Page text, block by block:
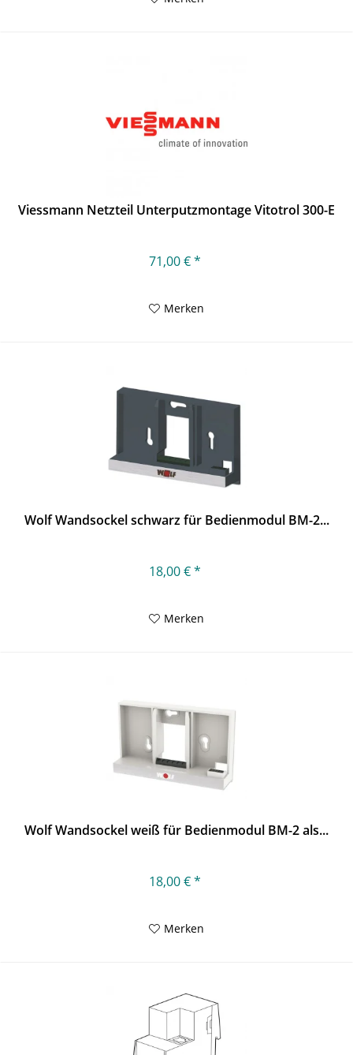
Viessmann Netzteil Unterputzmontage Vitotrol 300-E
71,00 € *
Merken
Wolf Wandsockel schwarz für Bedienmodul BM-2...
18,00 € *
Merken
Wolf Wandsockel weiß für Bedienmodul BM-2 als...
18,00 € *
Merken